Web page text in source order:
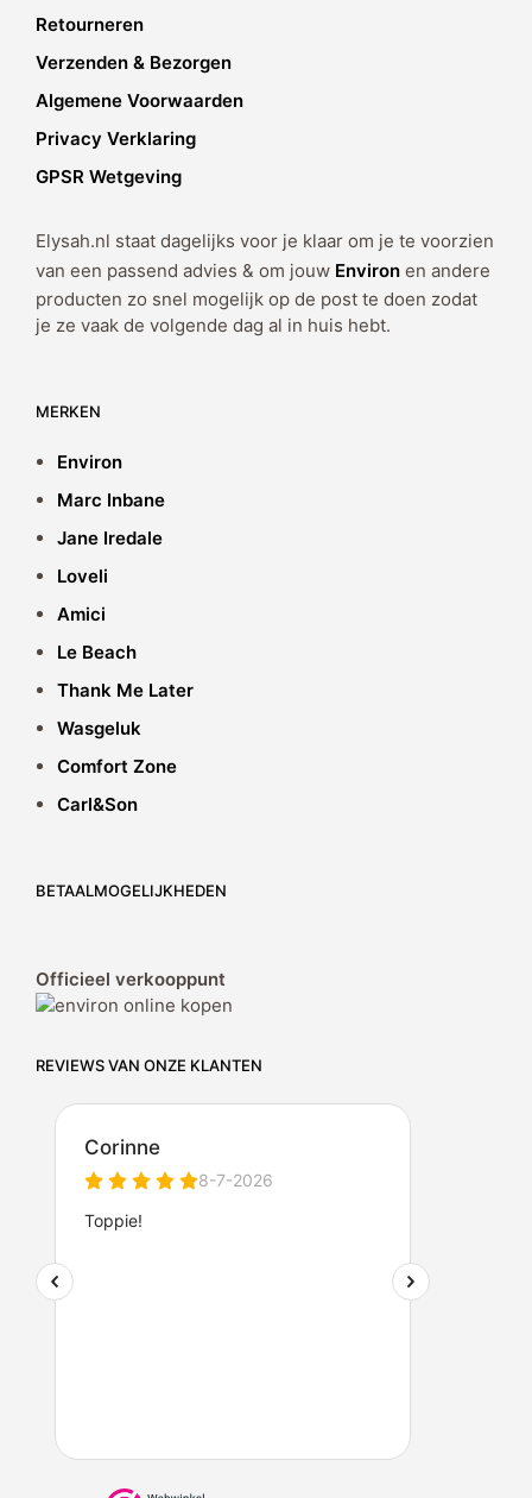
Retourneren
Verzenden & Bezorgen
Algemene Voorwaarden
Privacy Verklaring
GPSR Wetgeving
Elysah.nl staat dagelijks voor je klaar om je te voorzien
van een passend advies & om jouw Environ en andere
producten zo snel mogelijk op de post te doen zodat
je ze vaak de volgende dag al in huis hebt.
MERKEN
Environ
Marc Inbane
Jane Iredale
Loveli
Amici
Le Beach
Thank Me Later
Wasgeluk
Comfort Zone
Carl&Son
BETAALMOGELIJKHEDEN
Officieel verkooppunt
REVIEWS VAN ONZE KLANTEN